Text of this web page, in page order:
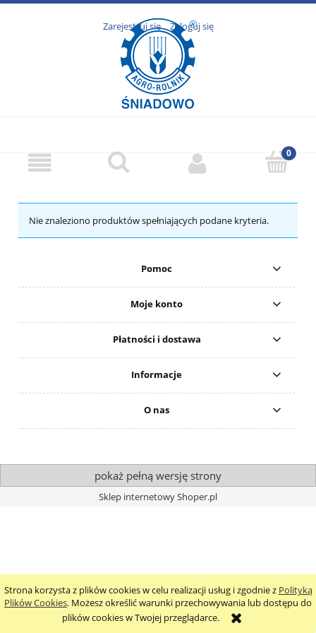
Strona korzysta z plików cookies w celu realizacji usług i zgodnie z Polityką
Plików Cookies. Możesz określić warunki przechowywania lub dostępu do
plików cookies w Twojej przeglądarce.
Zarejestruj się Zaloguj się
Nie znaleziono produktów spełniających podane kryteria.
Pomoc
Moje konto
Płatności i dostawa
Informacje
O nas
pokaż pełną wersję strony
Sklep internetowy Shoper.pl